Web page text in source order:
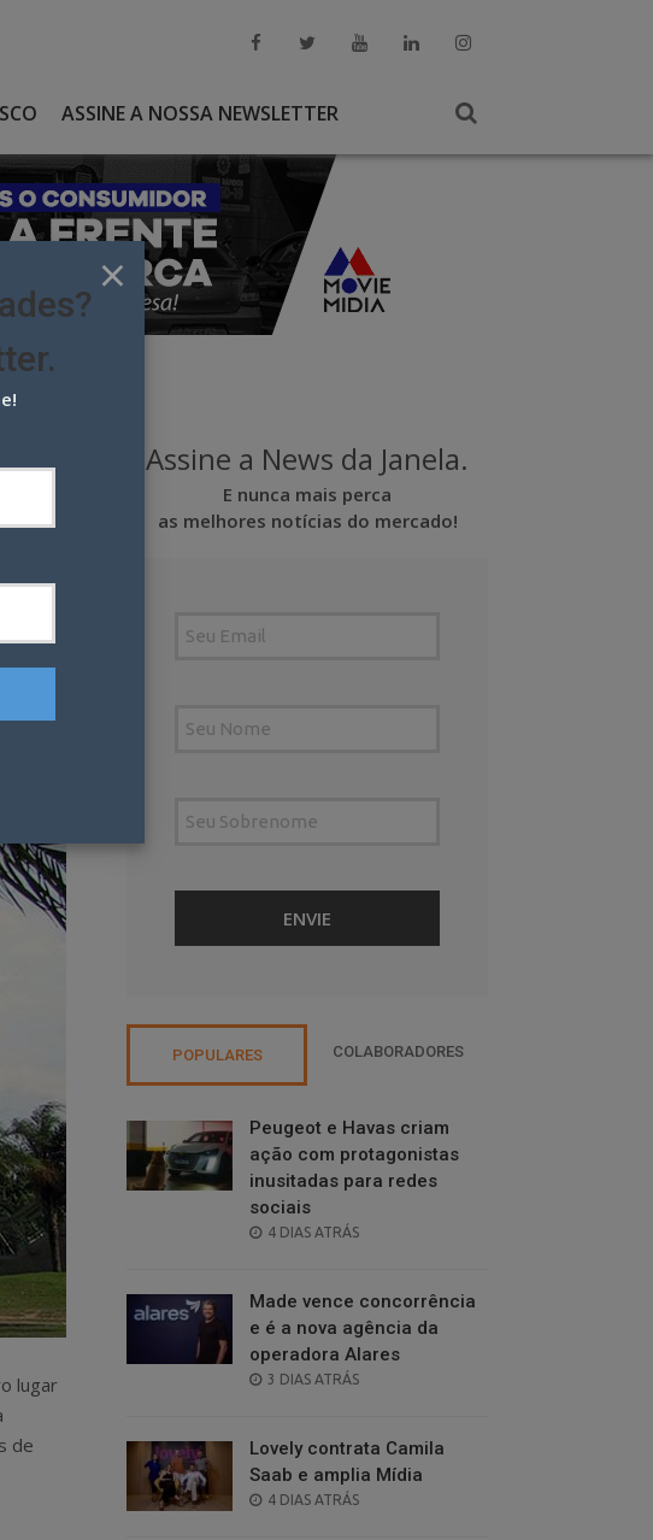
ASSINE A NOSSA NEWSLETTER
lugar
de
Assine a News da Janela.
E nunca mais perca
as melhores notícias do mercado!
POPULARES COLABORADORES
Peugeot e Havas criam
ação com protagonistas
inusitadas para redes
sociais
POSTED
4 DIAS ATRÁS
Made vence concorrência
e é a nova agência da
operadora Alares
POSTED
3 DIAS ATRÁS
Lovely contrata Camila
Saab e amplia Mídia
POSTED
4 DIAS ATRÁS
×